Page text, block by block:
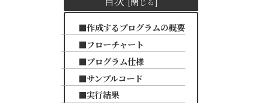
■作成するプログラムの概要
■フローチャート
■プログラム仕様
■サンプルコード
■実行結果